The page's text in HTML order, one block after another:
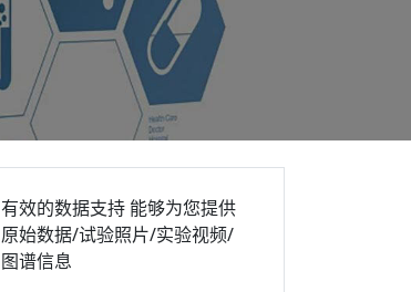
有效的数据支持 能够为您提供
原始数据/试验照片/实验视频/
图谱信息